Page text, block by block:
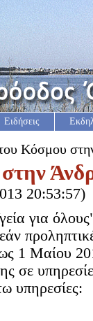
Ειδήσεις
του Κόσμου
20:53:57)
για
1 Μαίου
σε
υπηρεσίες: